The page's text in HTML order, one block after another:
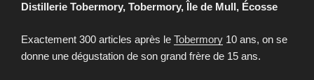
Distillerie Tobermory, Tobermory, Île de Mull, Écosse
Exactement 300 articles après le Tobermory 10 ans, on se
donne une dégustation de son grand frère de 15 ans.